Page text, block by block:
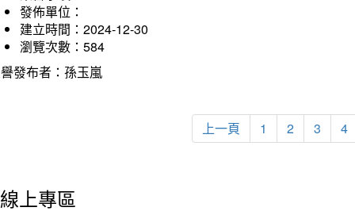
發佈單位：
建立時間：2024-12-30
瀏覽次數：584
發布者：孫玉嵐
上一頁 1 2 3 4
線上專區